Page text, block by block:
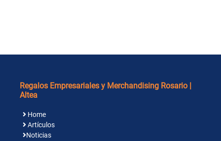
Regalos Empresariales y Merchandising Rosario |
Altea
Home
Artículos
Noticias